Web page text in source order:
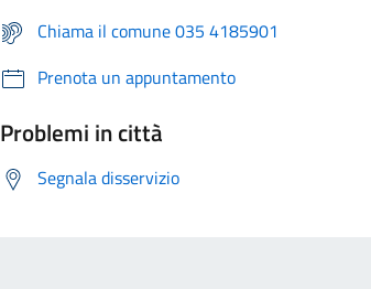
Chiama il comune 035 4185901
Prenota un appuntamento
Problemi in città
Segnala disservizio